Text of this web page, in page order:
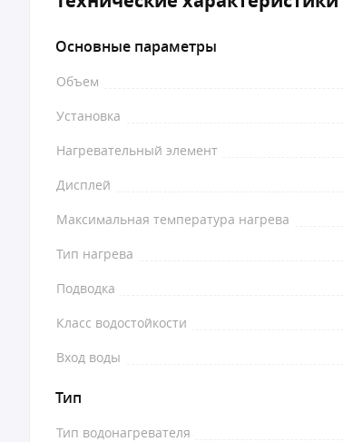
Основные параметры
Объем
Установка
Нагревательный элемент
Дисплей
Максимальная температура нагрева
Тип нагрева
Подводка
Класс водостойкости
Вход воды
Тип
Тип водонагревателя